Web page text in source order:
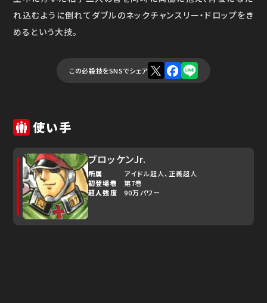
れ込むように倒れてダブルのネックチャンスリー・ドロップをき
めるという大技。
この必殺技をSNSでシェア
使い手
ブロッケンJr.
所属 アイドル超人 正義超人
初登場巻
第7巻
超人強度
90万パワー